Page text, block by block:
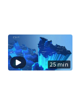
25 min